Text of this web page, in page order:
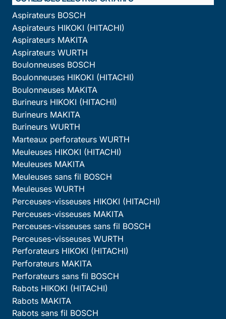
Aspirateurs BOSCH
Aspirateurs HIKOKI (HITACHI)
Aspirateurs MAKITA
Aspirateurs WURTH
Boulonneuses BOSCH
Boulonneuses HIKOKI (HITACHI)
Boulonneuses MAKITA
Burineurs HIKOKI (HITACHI)
Burineurs MAKITA
Burineurs WURTH
Marteaux perforateurs WURTH
Meuleuses HIKOKI (HITACHI)
Meuleuses MAKITA
Meuleuses sans fil BOSCH
Meuleuses WURTH
Perceuses-visseuses HIKOKI (HITACHI)
Perceuses-visseuses MAKITA
Perceuses-visseuses sans fil BOSCH
Perceuses-visseuses WURTH
Perforateurs HIKOKI (HITACHI)
Perforateurs MAKITA
Perforateurs sans fil BOSCH
Rabots HIKOKI (HITACHI)
Rabots MAKITA
Rabots sans fil BOSCH